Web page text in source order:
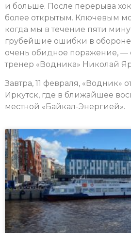
и больше. После перерыва
более открытым. Ключевым
когда мы в течение пяти
грубейшие ошибки в
очень обидное поражение, —
тренер «Водника» Николай
Завтра, 11 февраля, «Водник»
Иркутск, где в ближайшее
местной «Байкал-Энергией».